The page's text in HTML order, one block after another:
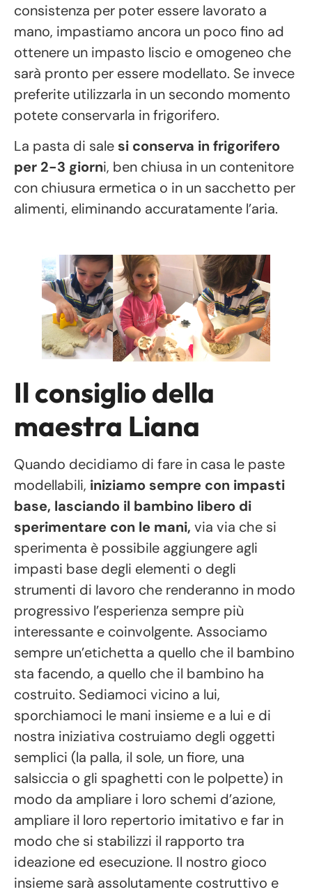
consistenza per poter essere lavorato a
mano, impastiamo ancora un poco fino ad
ottenere un impasto liscio e omogeneo che
sarà pronto per essere modellato. Se invece
preferite utilizzarla in un secondo momento
potete conservarla in frigorifero.
La pasta di sale si conserva in frigorifero
per 2-3 giorni, ben chiusa in un contenitore
con chiusura ermetica o in un sacchetto per
alimenti, eliminando accuratamente l’aria.
Il consiglio della
maestra Liana
Quando decidiamo di fare in casa le paste
modellabili, iniziamo sempre con impasti
base, lasciando il bambino libero di
sperimentare con le mani, via via che si
sperimenta è possibile aggiungere agli
impasti base degli elementi o degli
strumenti di lavoro che renderanno in modo
progressivo l’esperienza sempre più
interessante e coinvolgente. Associamo
sempre un’etichetta a quello che il bambino
sta facendo, a quello che il bambino ha
costruito. Sediamoci vicino a lui,
sporchiamoci le mani insieme e a lui e di
nostra iniziativa costruiamo degli oggetti
semplici (la palla, il sole, un fiore, una
salsiccia o gli spaghetti con le polpette) in
modo da ampliare i loro schemi d’azione,
ampliare il loro repertorio imitativo e far in
modo che si stabilizzi il rapporto tra
ideazione ed esecuzione. Il nostro gioco
insieme sarà assolutamente costruttivo e